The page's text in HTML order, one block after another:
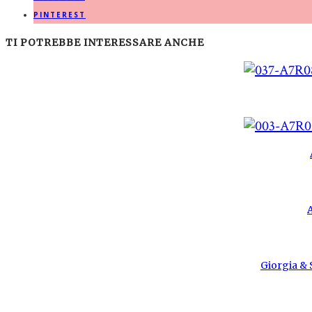
PINTEREST
TI POTREBBE INTERESSARE ANCHE
Giorgia &